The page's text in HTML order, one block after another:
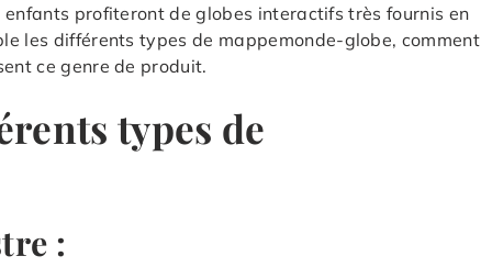
profiteront de globes interactifs très fournis en
les différents types de mappemonde-globe, comment
ce genre de produit.
types de
: